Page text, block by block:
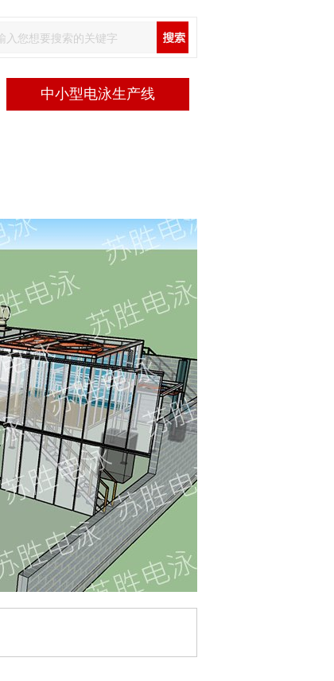
中小型电泳生产线